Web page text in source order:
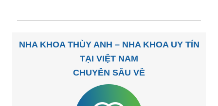
NHA KHOA THÙY ANH – NHA KHOA UY TÍN
TẠI VIỆT NAM
CHUYÊN SÂU VỀ